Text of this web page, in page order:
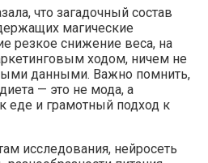
что загадочный состав
магические
резкое снижение веса, на
ходом, ничем не
данными. Важно помнить,
— это не мода, а
еде и грамотный подход к
исследования, нейросеть